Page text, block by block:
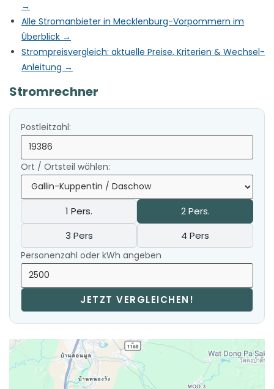
→
Alle Stromanbieter in Mecklenburg-Vorpommern im
Überblick →
Strompreisvergleich: aktuelle Preise, Kriterien & Wechsel-
Anleitung →
Stromrechner
Postleitzahl:
Ort / Ortsteil wählen:
1 Pers.
2 Pers.
3 Pers
4 Pers
Personenzahl oder kWh angeben
JETZT VERGLEICHEN!